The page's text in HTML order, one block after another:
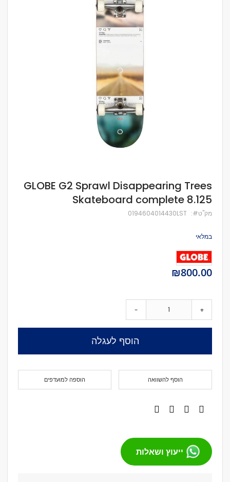
לדלג
להתחלה
של
תמונות
GLOBE G2 Sprawl Disappearing Trees
Skateboard complete 8.125
מק''ט 0194604014430LST
במלאי
₪800.00
- +
הוסף לעגלה
הוספה למועדפים הוסף להשוואה
ייעוץ ושאלות